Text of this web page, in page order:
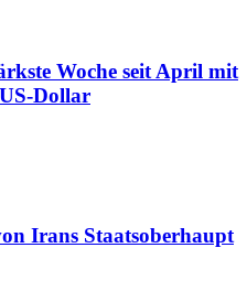
Woche seit April mit
Dollar
Irans Staatsoberhaupt